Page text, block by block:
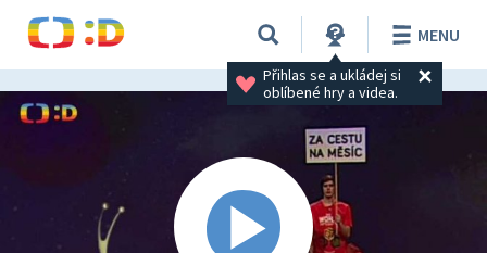
Přihlas se a ukládej si
oblíbené hry a videa.
MENU